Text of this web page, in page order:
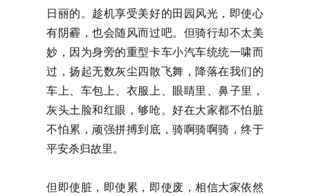
日丽的。趁机享受美好的田园风光，即使心
有阴霾，也会随风而过吧。但骑行却不太美
妙，因为身旁的重型卡车小汽车统统一啸而
过，扬起无数灰尘四散飞舞，降落在我们的
车上、车包上、衣服上、眼睛里、鼻子里，
灰头土脸和红眼，够呛。好在大家都不怕脏
不怕累，顽强拼搏到底，骑啊骑啊骑，终于
平安杀归故里。
但即使脏，即使累，即使废，相信大家依然